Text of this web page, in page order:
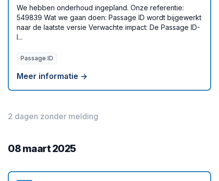
We hebben onderhoud ingepland. Onze referentie:
549839 Wat we gaan doen: Passage ID wordt bijgewerkt
naar de laatste versie Verwachte impact: De Passage ID-
l...
Passage ID
Meer informatie →
2 dagen zonder melding
08 maart 2025